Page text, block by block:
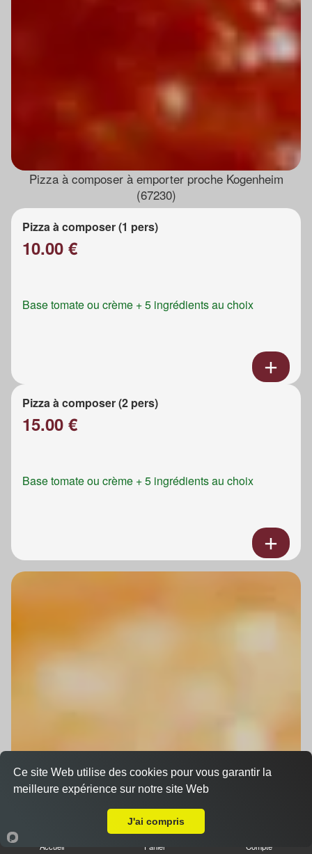
Pizza à composer à emporter proche Kogenheim
(67230)
Pizza à composer (1 pers)
10.00 €
Base tomate ou crème + 5 ingrédients au choix
Pizza à composer (2 pers)
15.00 €
Base tomate ou crème + 5 ingrédients au choix
Accueil Panier Compte
Ce site Web utilise des cookies pour vous garantir la
meilleure expérience sur notre site Web
J'ai compris